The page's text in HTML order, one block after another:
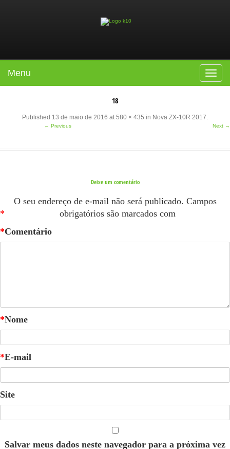
Toggle
Menu
18
Published 13 de maio de 2016 at580 × 435 in Nova ZX-10R 2017.
← Previous Next →
Deixe um comentário
O seu endereço de e-mail não será publicado. Campos
obrigatórios são marcados com
*
Comentário
*
Nome
*
E-mail
*
Site
Salvar meus dados neste navegador para a próxima vez